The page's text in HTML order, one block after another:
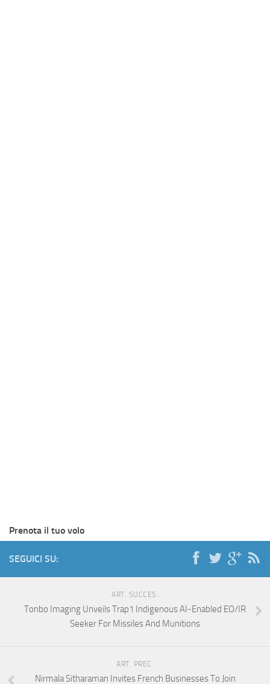
Prenota il tuo volo
SEGUICI SU:
ART. SUCCES.
Tonbo Imaging Unveils Trap1 Indigenous AI-Enabled EO/IR
Seeker For Missiles And Munitions
ART. PREC.
Nirmala Sitharaman Invites French Businesses To Join